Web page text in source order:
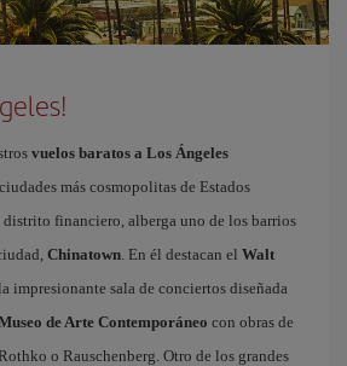
vuelos baratos a Los Ángeles
más cosmopolitas de Estados
financiero, alberga uno de los barrios
Chinatown. En él destacan el Walt
impresionante sala de conciertos diseñada
de Arte Contemporáneo con obras de
o Rauschenberg. Otro de los grandes